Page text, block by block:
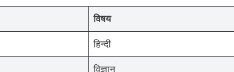
विषय
हिन्दी
विज्ञान